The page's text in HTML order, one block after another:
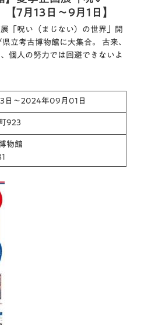
【7月13日～9月1日】
「呪い（まじない）の世界」開
立考古博物館に大集合。 古来、
個人の努力では回避できないよ
日～2024年09月01日
923
物館